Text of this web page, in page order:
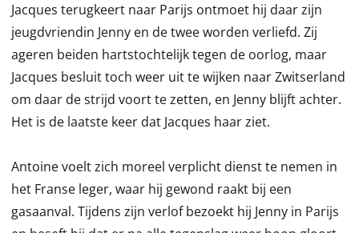
Jacques terugkeert naar Parijs ontmoet hij daar zijn
jeugdvriendin Jenny en de twee worden verliefd. Zij
ageren beiden hartstochtelijk tegen de oorlog, maar
Jacques besluit toch weer uit te wijken naar Zwitserland
om daar de strijd voort te zetten, en Jenny blijft achter.
Het is de laatste keer dat Jacques haar ziet.
Antoine voelt zich moreel verplicht dienst te nemen in
het Franse leger, waar hij gewond raakt bij een
gasaanval. Tijdens zijn verlof bezoekt hij Jenny in Parijs